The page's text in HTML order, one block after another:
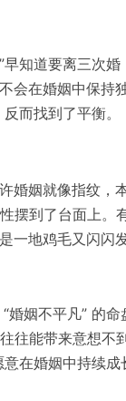
知道要离三次
会在婚姻中保持
而找到了平衡。
婚姻就像指纹，
摆到了台面上。
一地鸡毛又闪闪
姻不平凡” 的
往能带来意想
在婚姻中持续成